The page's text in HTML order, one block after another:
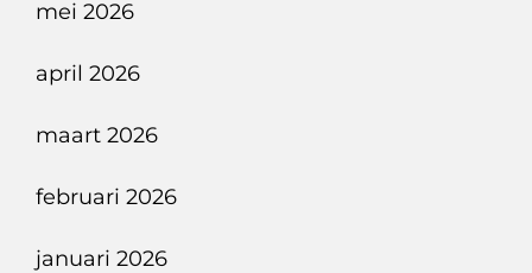
mei 2026
april 2026
maart 2026
februari 2026
januari 2026